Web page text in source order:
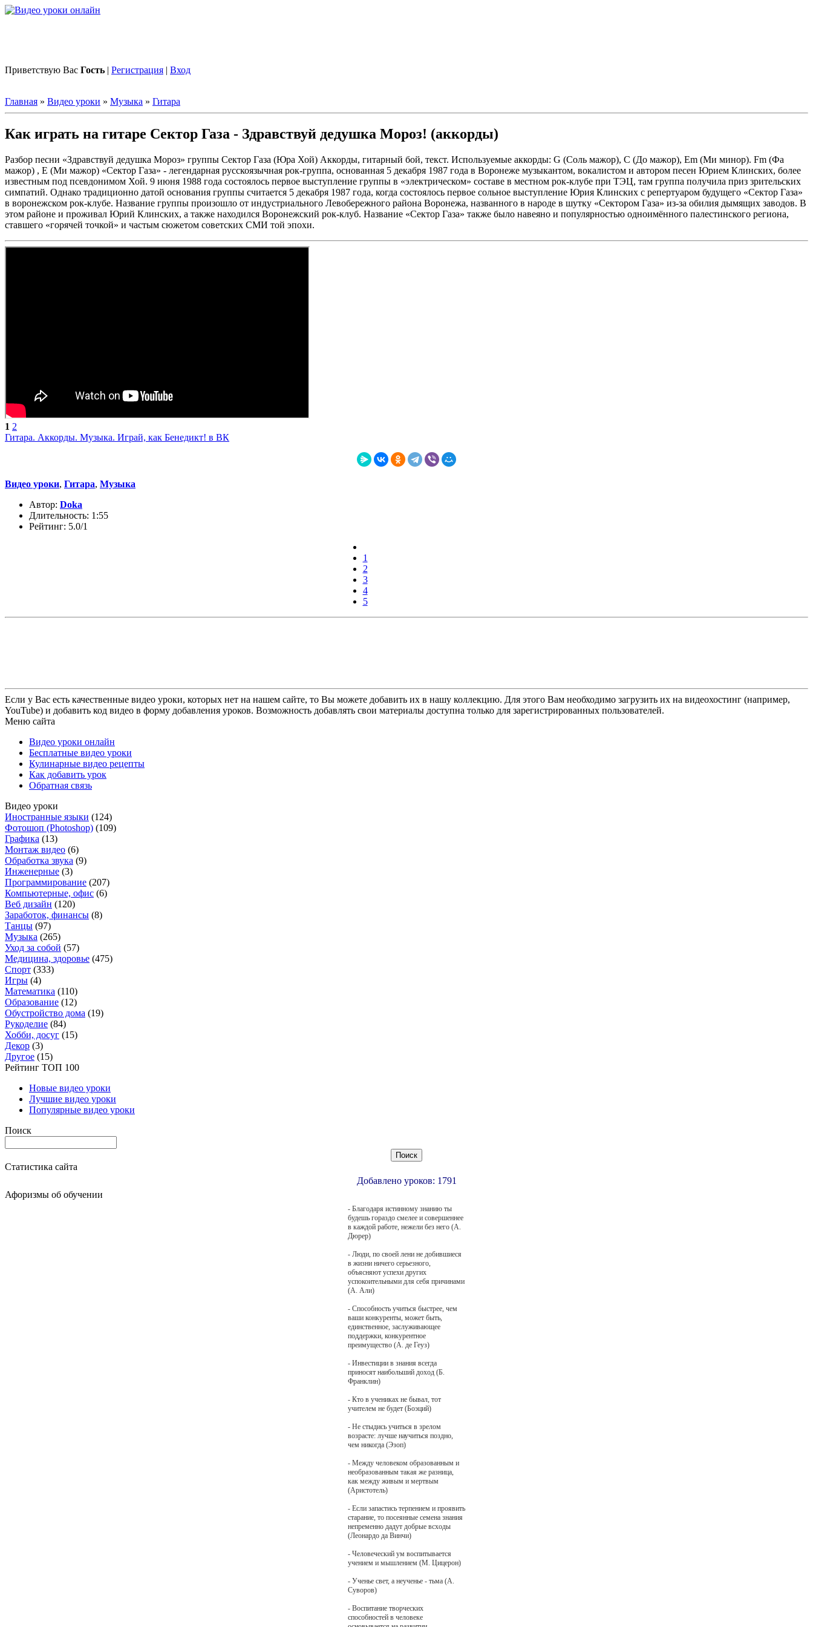
Приветствую Вас Гость | Регистрация | Вход
Главная » Видео уроки » Музыка » Гитара
Как играть на гитаре Сектор Газа - Здравствуй дедушка Мороз! (аккорды)
Разбор песни «Здравствуй дедушка Мороз» группы Сектор Газа (Юра Хой) Аккорды, гитарный бой, текст. Используемые аккорды: G (Соль мажор), C (До мажор), Em (Ми минор). Fm (Фа
мажор) , Е (Ми мажор) «Сектор Газа» - легендарная русскоязычная рок-группа, основанная 5 декабря 1987 года в Воронеже музыкантом, вокалистом и автором песен Юрием Клинских, более
известным под псевдонимом Хой. 9 июня 1988 года состоялось первое выступление группы в «электрическом» составе в местном рок-клубе при ТЭЦ, там группа получила приз зрительских
симпатий. Однако традиционно датой основания группы считается 5 декабря 1987 года, когда состоялось первое сольное выступление Юрия Клинских с репертуаром будущего «Сектор Газа»
в воронежском рок-клубе. Название группы произошло от индустриального Левобережного района Воронежа, названного в народе в шутку «Сектором Газа» из-за обилия дымящих заводов. В
этом районе и проживал Юрий Клинских, а также находился Воронежский рок-клуб. Название «Сектор Газа» также было навеяно и популярностью одноимённого палестинского региона,
ставшего «горячей точкой» и частым сюжетом советских СМИ той эпохи.
1 2
Гитара. Аккорды. Музыка. Играй, как Бенедикт! в ВК
Видео уроки, Гитара, Музыка
Автор: Doka
Длительность: 1:55
Рейтинг: 5.0/1
1
2
3
4
5
Если у Вас есть качественные видео уроки, которых нет на нашем сайте, то Вы можете добавить их в нашу коллекцию. Для этого Вам необходимо загрузить их на видеохостинг (например,
YouTube) и добавить код видео в форму добавления уроков. Возможность добавлять свои материалы доступна только для зарегистрированных пользователей.
Меню сайта
Видео уроки онлайн
Бесплатные видео уроки
Кулинарные видео рецепты
Как добавить урок
Обратная связь
Видео уроки
Иностранные языки (124)
Фотошоп (Photoshop) (109)
Графика (13)
Монтаж видео (6)
Обработка звука (9)
Инженерные (3)
Программирование (207)
Компьютерные, офис (6)
Веб дизайн (120)
Заработок, финансы (8)
Танцы (97)
Музыка (265)
Уход за собой (57)
Медицина, здоровье (475)
Спорт (333)
Игры (4)
Математика (110)
Образование (12)
Обустройство дома (19)
Рукоделие (84)
Хобби, досуг (15)
Декор (3)
Другое (15)
Рейтинг ТОП 100
Новые видео уроки
Лучшие видео уроки
Популярные видео уроки
Поиск
Статистика сайта
Добавлено уроков: 1791
Афоризмы об обучении
- Благодаря истинному знанию ты
будешь гораздо смелее и совершеннее
в каждой работе, нежели без него (А.
Дюрер)
- Люди, по своей лени не добившиеся
в жизни ничего серьезного,
объясняют успехи других
успокоительными для себя причинами
(А. Али)
- Способность учиться быстрее, чем
ваши конкуренты, может быть,
единственное, заслуживающее
поддержки, конкурентное
преимущество (А. де Геуз)
- Инвестиции в знания всегда
приносят наибольший доход (Б.
Франклин)
- Кто в учениках не бывал, тот
учителем не будет (Боэций)
- Не стыдись учиться в зрелом
возрасте: лучше научиться поздно,
чем никогда (Эзоп)
- Между человеком образованным и
необразованным такая же разница,
как между живым и мертвым
(Аристотель)
- Если запастись терпением и проявить
старание, то посеянные семена знания
непременно дадут добрые всходы
(Леонардо да Винчи)
- Человеческий ум воспитывается
учением и мышлением (М. Цицерон)
- Ученье свет, а неученье - тьма (А.
Суворов)
- Воспитание творческих
способностей в человеке